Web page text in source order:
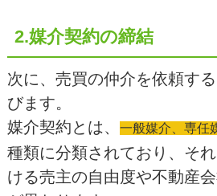
2.媒介契約の締結
次に、売買の仲介を依頼する
びます。
媒介契約とは、
一般媒介、専任
種類に分類されており、そ
ける売主の自由度や不動産